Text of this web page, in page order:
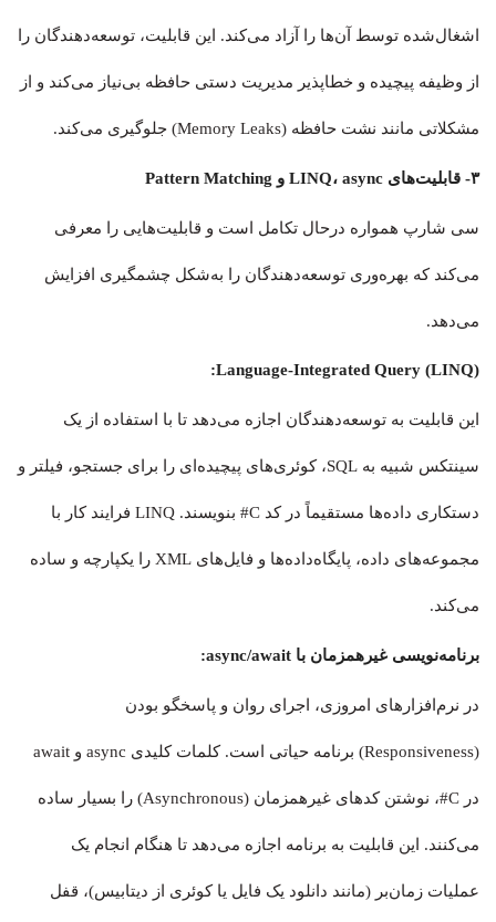
اشغال‌شده توسط آن‌ها را آزاد می‌کند. این قابلیت، توسعه‌دهندگان را
از وظیفه پیچیده و خطاپذیر مدیریت دستی حافظه بی‌نیاز می‌کند و از
مشکلاتی مانند نشت حافظه (Memory Leaks) جلوگیری می‌کند.
۳- قابلیت‌های LINQ، async و Pattern Matching
سی شارپ همواره درحال تکامل است و قابلیت‌هایی را معرفی
می‌کند که بهره‌وری توسعه‌دهندگان را به‌شکل چشمگیری افزایش
می‌دهد.
Language-Integrated Query (LINQ):
این قابلیت به توسعه‌دهندگان اجازه می‌دهد تا با استفاده از یک
سینتکس شبیه به SQL، کوئری‌های پیچیده‌ای را برای جستجو، فیلتر و
دستکاری داده‌ها مستقیماً در کد C# بنویسند. LINQ فرایند کار با
مجموعه‌های داده، پایگاه‌داده‌ها و فایل‌های XML را یکپارچه و ساده
می‌کند.
برنامه‌نویسی غیرهمزمان با async/await:
در نرم‌افزارهای امروزی، اجرای روان و پاسخگو بودن
(Responsiveness) برنامه حیاتی است. کلمات کلیدی async و await
در C#، نوشتن کدهای غیرهمزمان (Asynchronous) را بسیار ساده
می‌کنند. این قابلیت به برنامه اجازه می‌دهد تا هنگام انجام یک
عملیات زمان‌بر (مانند دانلود یک فایل یا کوئری از دیتابیس)، قفل